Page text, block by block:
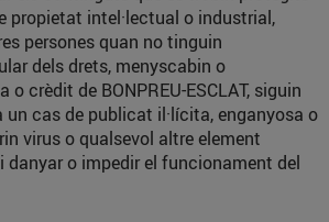
propietat intel·lectual o industrial,
persones quan no tinguin
dels drets, menyscabin o
crèdit de BONPREU-ESCLAT, siguin
cas de publicat il·lícita, enganyosa o
virus o qualsevol altre element
danyar o impedir el funcionament del